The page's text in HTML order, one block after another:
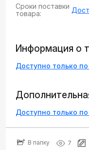
Сроки поставки
товара:
Информация о
Доступно только
Доступно только
В папку 7